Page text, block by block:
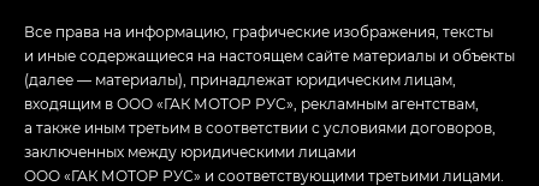
Все права на информацию, графические изображения, тексты
и иные содержащиеся на настоящем сайте материалы и объекты
(далее — материалы), принадлежат юридическим лицам,
входящим в ООО «ГАК МОТОР РУС», рекламным агентствам,
а также иным третьим в соответствии с условиями договоров,
заключенных между юридическими лицами
ООО «ГАК МОТОР РУС» и соответствующими третьими лицами.